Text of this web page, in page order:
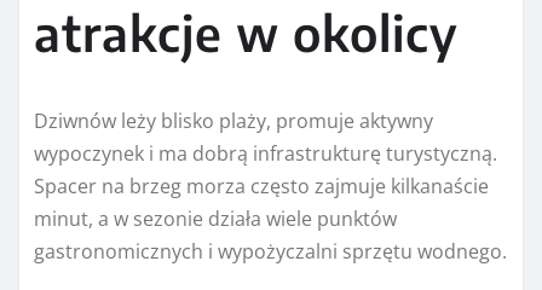
atrakcje w okolicy
Dziwnów leży blisko plaży, promuje aktywny
wypoczynek i ma dobrą infrastrukturę turystyczną.
Spacer na brzeg morza często zajmuje kilkanaście
minut, a w sezonie działa wiele punktów
gastronomicznych i wypożyczalni sprzętu wodnego.